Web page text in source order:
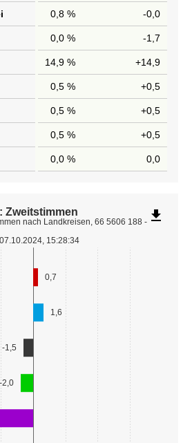
0,8 % -0,0
0,0 % -1,7
14,9 % +14,9
0,5 % +0,5
0,5 % +0,5
0,5 % +0,5
0,0 % 0,0
0,7
1,6
-1,5
-2,0
Zweitstimmen
nach Landkreisen, 66 5606 188 -
15:28:34
file_download